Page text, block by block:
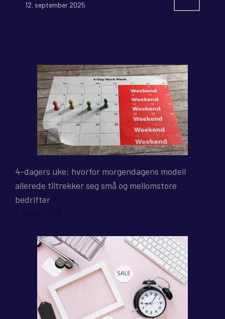
12. september 2025
4-dagers uke: hvorfor morgendagens modell
allerede tiltrekker seg små og mellomstore
bedrifter
6. august 2026